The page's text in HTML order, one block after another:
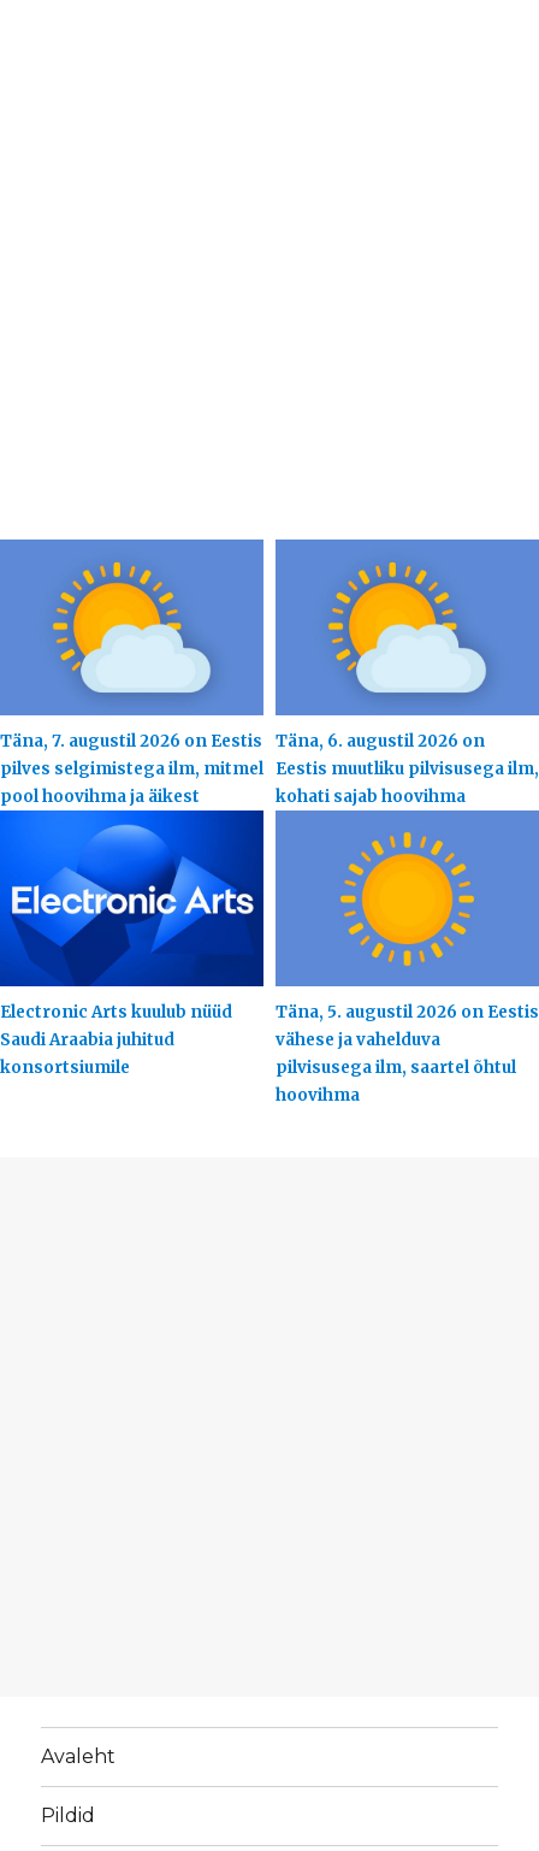
Täna, 7. augustil 2026 on Eestis
pilves selgimistega ilm, mitmel
pool hoovihma ja äikest
Täna, 6. augustil 2026 on
Eestis muutliku pilvisusega ilm,
kohati sajab hoovihma
Electronic Arts kuulub nüüd
Saudi Araabia juhitud
konsortsiumile
Täna, 5. augustil 2026 on Eestis
vähese ja vahelduva
pilvisusega ilm, saartel õhtul
hoovihma
Avaleht
Pildid